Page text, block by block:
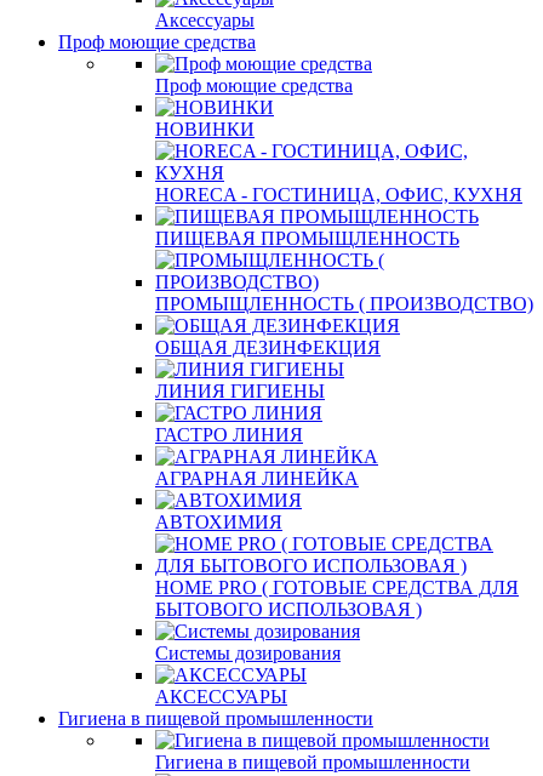
Аксессуары
Проф моющие средства
Проф моющие средства
НОВИНКИ
HORECA - ГОСТИНИЦА, ОФИС, КУХНЯ
ПИЩЕВАЯ ПРОМЫЩЛЕННОСТЬ
ПРОМЫЩЛЕННОСТЬ ( ПРОИЗВОДСТВО)
ОБЩАЯ ДЕЗИНФЕКЦИЯ
ЛИНИЯ ГИГИЕНЫ
ГАСТРО ЛИНИЯ
АГРАРНАЯ ЛИНЕЙКА
АВТОХИМИЯ
HOME PRO ( ГОТОВЫЕ СРЕДСТВА ДЛЯ
БЫТОВОГО ИСПОЛЬЗОВАЯ )
Системы дозирования
АКСЕССУАРЫ
Гигиена в пищевой промышленности
Гигиена в пищевой промышленности